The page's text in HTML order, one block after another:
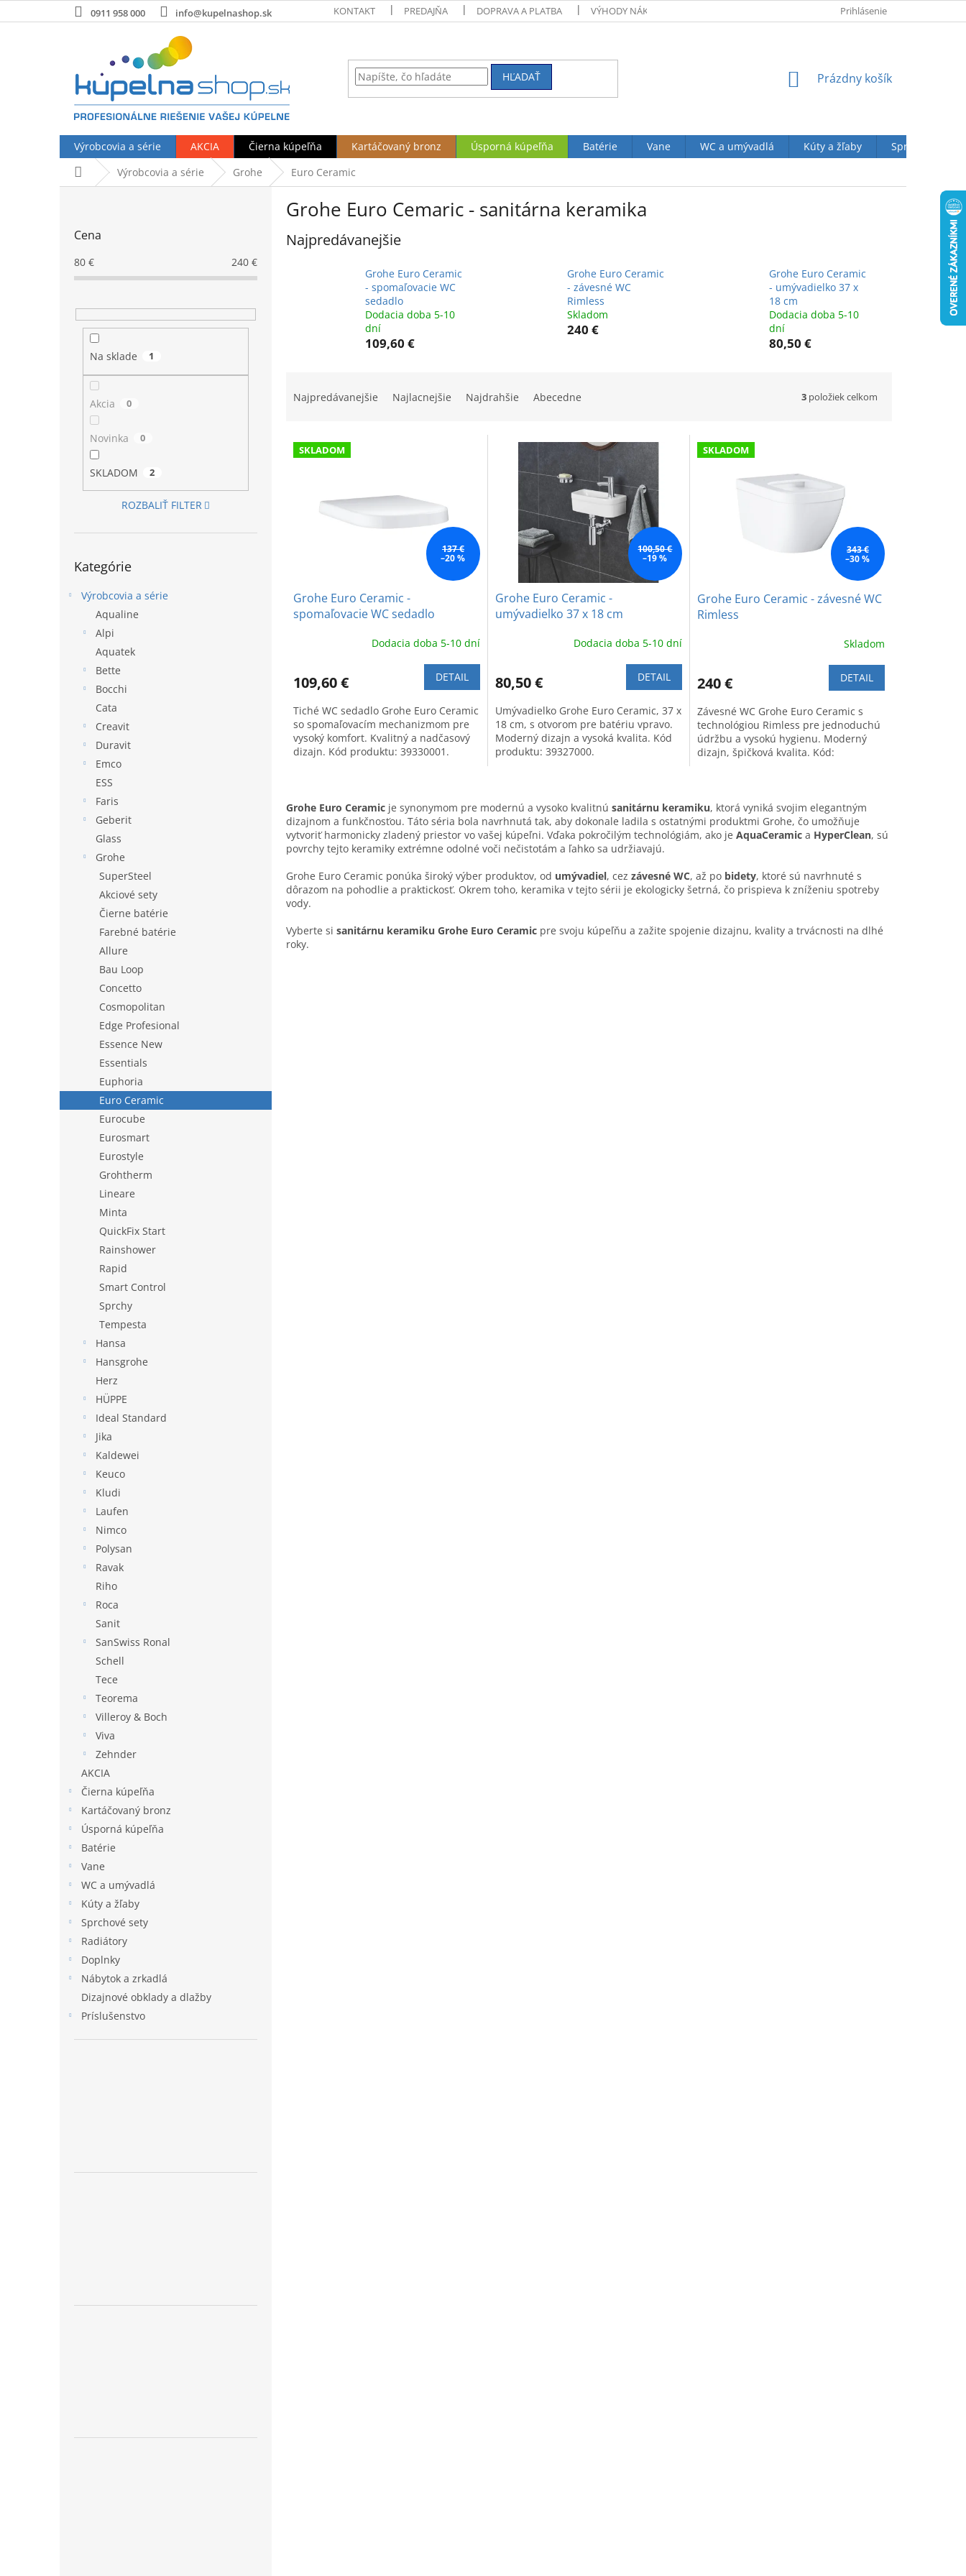
na
0911 958 000 info@kupelnashop.sk KONTAKT PREDAJŇA DOPRAVA A PLATBA VÝHODY NÁKUPU U NÁS OBCHODNÉ PODMIENKY (VOP)Prihlásenie
HĽADAŤ
NÁKUPNÝ
Prázdny košík
Výrobcovia a série AKCIA Čierna kúpeľňa Kartáčovaný bronz Úsporná kúpeľňa Batérie Vane WC a umývadlá Kúty a žľaby
Sprchové sety
DomovVýrobcovia a série Grohe Euro Ceramic
Cena
80 € 240 €
Na sklade 1
Akcia 0
Novinka 0
SKLADOM 2
ROZBALIŤ FILTER
kategórie
Kategórie
Výrobcovia a série
Aqualine
Alpi
Aquatek
Bette
Bocchi
Cata
Creavit
Duravit
Emco
ESS
Faris
Geberit
Glass
Grohe
SuperSteel
Akciové sety
Čierne batérie
Farebné batérie
Allure
Bau Loop
Concetto
Cosmopolitan
Edge Profesional
Essence New
Essentials
Euphoria
Euro Ceramic
Eurocube
Eurosmart
Eurostyle
Grohtherm
Lineare
Minta
QuickFix Start
Rainshower
Rapid
Smart Control
Sprchy
Tempesta
Hansa
Hansgrohe
Herz
HÜPPE
Ideal Standard
Jika
Kaldewei
Keuco
Kludi
Laufen
Nimco
Polysan
Ravak
Riho
Roca
Sanit
SanSwiss Ronal
Schell
Tece
Teorema
Villeroy & Boch
Viva
Zehnder
AKCIA
Čierna kúpeľňa
Kartáčovaný bronz
Úsporná kúpeľňa
Batérie
Vane
WC a umývadlá
Kúty a žľaby
Sprchové sety
Radiátory
Doplnky
Nábytok a zrkadlá
Dizajnové obklady a dlažby
Príslušenstvo
Grohe Euro Cemaric - sanitárna keramika
Najpredávanejšie
Grohe Euro Ceramic
- spomaľovacie WC
sedadlo
Dodacia doba 5-10
dní
109,60 €
Grohe Euro Ceramic
- závesné WC
Rimless
Skladom
240 €
Grohe Euro Ceramic
- umývadielko 37 x
18 cm
Dodacia doba 5-10
dní
80,50 €
n
Najpredávanejšie Najlacnejšie Najdrahšie Abecedne 3 položiek celkom
V SKLADOM
137 €
–20 %
Grohe Euro Ceramic -
spomaľovacie WC sedadlo
Dodacia doba 5-10 dní
109,60 € DETAIL
Tiché WC sedadlo Grohe Euro Ceramic
so spomaľovacím mechanizmom pre
vysoký komfort. Kvalitný a nadčasový
dizajn. Kód produktu: 39330001.
100,50 €
–19 %
Grohe Euro Ceramic -
umývadielko 37 x 18 cm
Dodacia doba 5-10 dní
80,50 € DETAIL
Umývadielko Grohe Euro Ceramic, 37 x
18 cm, s otvorom pre batériu vpravo.
Moderný dizajn a vysoká kvalita. Kód
produktu: 39327000.
SKLADOM
343 €
–30 %
Grohe Euro Ceramic - závesné WC
Rimless
Skladom
240 € DETAIL
Závesné WC Grohe Euro Ceramic s
technológiou Rimless pre jednoduchú
údržbu a vysokú hygienu. Moderný
dizajn, špičková kvalita. Kód:
l
á
d
a
i
e
v
Grohe Euro Ceramic je synonymom pre modernú a vysoko kvalitnú sanitárnu keramiku, ktorá vyniká svojim elegantným
dizajnom a funkčnosťou. Táto séria bola navrhnutá tak, aby dokonale ladila s ostatnými produktmi Grohe, čo umožňuje
vytvoriť harmonicky zladený priestor vo vašej kúpeľni. Vďaka pokročilým technológiám, ako je AquaCeramic a HyperClean, sú
povrchy tejto keramiky extrémne odolné voči nečistotám a ľahko sa udržiavajú.
Grohe Euro Ceramic ponúka široký výber produktov, od umývadiel, cez závesné WC, až po bidety, ktoré sú navrhnuté s
dôrazom na pohodlie a praktickosť. Okrem toho, keramika v tejto sérii je ekologicky šetrná, čo prispieva k zníženiu spotreby
vody.
Vyberte si sanitárnu keramiku Grohe Euro Ceramic pre svoju kúpeľňu a zažite spojenie dizajnu, kvality a trvácnosti na dlhé
roky.